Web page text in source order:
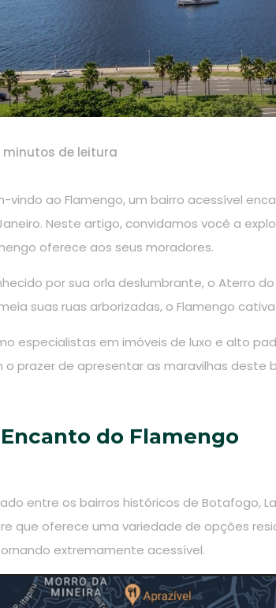
minutos de leitura
vindo ao Flamengo, um bairro acessível
Neste artigo, convidamos você a
oferece aos seus moradores.
por sua orla deslumbrante, o Aterro
suas ruas arborizadas, o Flamengo
especialistas em imóveis de luxo e alto
o prazer de apresentar as maravilhas deste
do Flamengo
entre os bairros históricos de Botafogo,
que oferece uma variedade de opções
extremamente acessível.